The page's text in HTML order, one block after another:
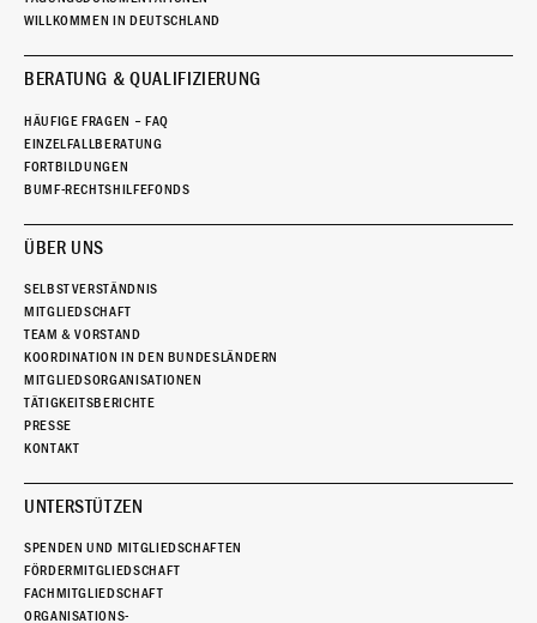
WILLKOMMEN IN DEUTSCHLAND
BERATUNG & QUALIFIZIERUNG
HÄUFIGE FRAGEN – FAQ
EINZELFALLBERATUNG
FORTBILDUNGEN
BUMF-RECHTSHILFEFONDS
ÜBER UNS
SELBSTVERSTÄNDNIS
MITGLIEDSCHAFT
TEAM & VORSTAND
KOORDINATION IN DEN BUNDESLÄNDERN
MITGLIEDSORGANISATIONEN
TÄTIGKEITSBERICHTE
PRESSE
KONTAKT
UNTERSTÜTZEN
SPENDEN UND MITGLIEDSCHAFTEN
FÖRDERMITGLIEDSCHAFT
FACHMITGLIEDSCHAFT
ORGANISATIONS-